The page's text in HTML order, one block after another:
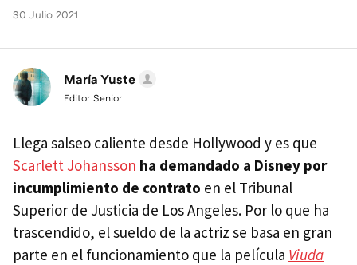
30 Julio 2021
María Yuste
Editor Senior
Llega salseo caliente desde Hollywood y es que
Scarlett Johansson ha demandado a Disney por
incumplimiento de contrato en el Tribunal
Superior de Justicia de Los Angeles. Por lo que ha
trascendido, el sueldo de la actriz se basa en gran
parte en el funcionamiento que la película Viuda